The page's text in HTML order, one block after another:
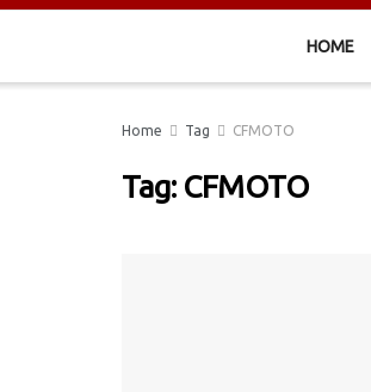
HOME
Home Tag CFMOTO
Tag: CFMOTO